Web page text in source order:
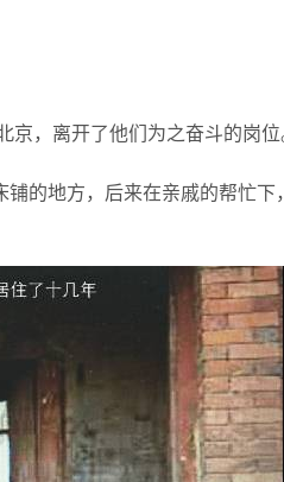
，离开了他们为之奋斗的岗位
的地方，后来在亲戚的帮忙